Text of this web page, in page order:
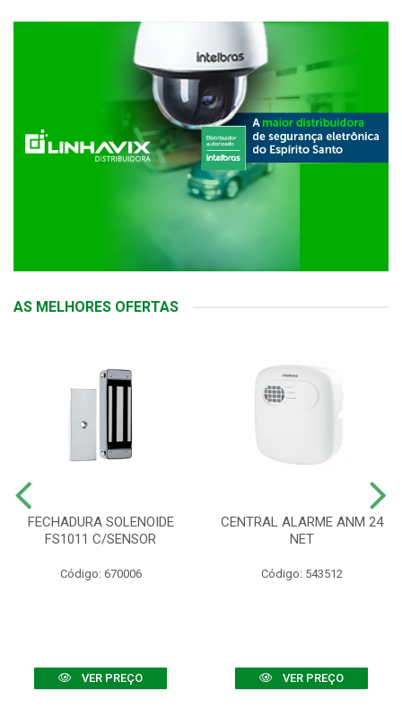
AS MELHORES OFERTAS
FECHADURA SOLENOIDE
FS1011 C/SENSOR
Código: 670006
VER PREÇO
CENTRAL ALARME ANM 24
NET
Código: 543512
VER PREÇO